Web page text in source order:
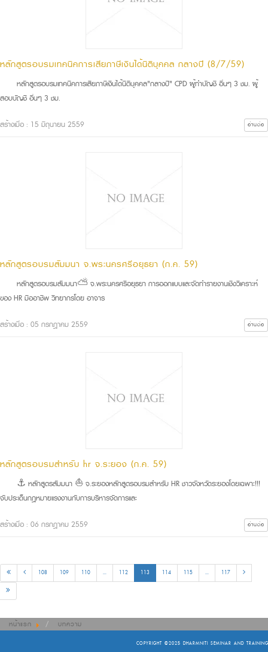
หลักสูตรอบรมเทคนิคการเสียภาษีเงินได้นิติบุคคล กลางปี (8/7/59)
หลักสูตรอบรมเทคนิคการเสียภาษีเงินได้นิติบุคคล"กลางปี" CPD ผู้ทำบัญชี อื่นๆ 3 ชม. ผู้
สอบบัญชี อื่นๆ 3 ชม.
สร้างเมื่อ : 15 มิถุนายน 2559 อ่านต่อ
หลักสูตรอบรมสัมมนา จ.พระนครศรีอยุธยา (ก.ค. 59)
หลักสูตรอบรมสัมมนา⛅ จ.พระนครศรีอยุธยา การออกแบบและจัดทำรายงานเชิงวิเคราะห์
ของ HR มืออาชีพ วิทยากรโดย อาจาร
สร้างเมื่อ : 05 กรกฎาคม 2559 อ่านต่อ
หลักสูตรอบรมสำหรับ hr จ.ระยอง (ก.ค. 59)
⚓ หลักสูตรสัมมนา ⛵ จ.ระยองหลักสูตรอบรมสำหรับ HR ชาวจังหวัดระยองโดยเฉพาะ!!!
จับประเด็นกฎหมายแรงงานกับการบริหารจัดการและ
สร้างเมื่อ : 06 กรกฎาคม 2559 อ่านต่อ
108 109 110 ... 112 113 114 115 ... 117
หน้าแรก บทความ
COPYRIGHT ©2025 DHARMNITI SEMINAR AND